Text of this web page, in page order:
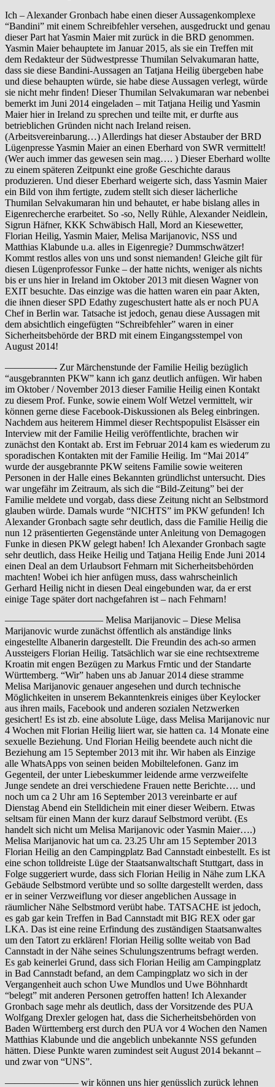
Ich – Alexander Gronbach habe einen dieser Aussagenkomplexe
“Bandini” mit einem Schreibfehler versehen, ausgedruckt und genau
dieser Part hat Yasmin Maier mit zurück in die BRD genommen.
Yasmin Maier behauptete im Januar 2015, als sie ein Treffen mit
dem Redakteur der Südwestpresse Thumilan Selvakumaran hatte,
dass sie diese Bandini-Aussagen an Tatjana Heilig übergeben habe
und diese behaupten würde, sie habe diese Aussagen verlegt, würde
sie nicht mehr finden! Dieser Thumilan Selvakumaran war nebenbei
bemerkt im Juni 2014 eingeladen – mit Tatjana Heilig und Yasmin
Maier hier in Ireland zu sprechen und teilte mit, er durfte aus
betrieblichen Gründen nicht nach Ireland reisen.
(Arbeitsvereinbarung…) Allerdings hat dieser Abstauber der BRD
Lügenpresse Yasmin Maier an einen Eberhard von SWR vermittelt!
(Wer auch immer das gewesen sein mag…. ) Dieser Eberhard wollte
zu einem späteren Zeitpunkt eine große Geschichte daraus
produzieren. Und dieser Eberhard weigerte sich, dass Yasmin Maier
ein Bild von ihm fertigte, zudem stellt sich dieser lächerliche
Thumilan Selvakumaran hin und behautet, er habe bislang alles in
Eigenrecherche erarbeitet. So -so, Nelly Rühle, Alexander Neidlein,
Sigrun Häfner, KKK Schwäbisch Hall, Mord an Kiesewetter,
Florian Heilig, Yasmin Maier, Melisa Marijanovic, NSS und
Matthias Klabunde u.a. alles in Eigenregie? Dummschwätzer!
Kommt restlos alles von uns und sonst niemanden! Gleiche gilt für
diesen Lügenprofessor Funke – der hatte nichts, weniger als nichts
bis er uns hier in Ireland im Oktober 2013 mit diesen Wagner von
EXIT besuchte. Das einzige was die hatten waren ein paar Akten,
die ihnen dieser SPD Edathy zugeschustert hatte als er noch PUA
Chef in Berlin war. Tatsache ist jedoch, genau diese Aussagen mit
dem absichtlich eingefügten “Schreibfehler” waren in einer
Sicherheitsbehörde der BRD mit einem Eingangsstempel von
August 2014!
—————- Zur Märchenstunde der Familie Heilig bezüglich
“ausgebrannten PKW” kann ich ganz deutlich anfügen. Wir haben
im Oktober / November 2013 dieser Familie Heilig einen Kontakt
zu diesem Prof. Funke, sowie einem Wolf Wetzel vermittelt, wir
können gerne diese Facebook-Diskussionen als Beleg einbringen.
Nachdem aus heiterem Himmel dieser Rechtspopulist Elsässer ein
Interview mit der Familie Heilig veröffentlichte, brachen wir
zunächst den Kontakt ab. Erst im Februar 2014 kam es wiederum zu
sporadischen Kontakten mit der Familie Heilig. Im “Mai 2014″
wurde der ausgebrannte PKW seitens Familie sowie weiteren
Personen in der Halle eines Bekannten gründlichst untersucht. Dies
war ungefähr im Zeitraum, als sich die “Bild-Zeitung” bei der
Familie meldete und vorgab, dass diese Zeitung nicht an Selbstmord
glauben würde. Damals wurde “NICHTS” im PKW gefunden! Ich
Alexander Gronbach sagte sehr deutlich, dass die Familie Heilig die
nun 12 präsentierten Gegenstände unter Anleitung von Demagogen
Funke in diesen PKW gelegt haben! Ich Alexander Gronbach sagte
sehr deutlich, dass Heike Heilig und Tatjana Heilig Ende Juni 2014
einen Deal an dem Urlaubsort Fehmarn mit Sicherheitsbehörden
machten! Wobei ich hier anfügen muss, dass wahrscheinlich
Gerhard Heilig nicht in diesen Deal eingebunden war, da er erst
einige Tage später dort nachgefahren ist – nach Fehmarn!
—————————— Melisa Marijanovic – Diese Melisa
Marijanovic wurde zunächst öffentlich als anständige links
eingestellte Albanerin dargestellt. Die Freundin des ach-so armen
Aussteigers Florian Heilig. Tatsächlich war sie eine rechtsextreme
Kroatin mit engen Bezügen zu Markus Frntic und der Standarte
Württemberg. “Wir” haben uns ab Januar 2014 diese stramme
Melisa Marijanovic genauer angesehen und durch technische
Möglichkeiten in unserem Bekanntenkreis einiges über Keylocker
aus ihren mails, Facebook und anderen sozialen Netzwerken
gesichert! Es ist zb. eine absolute Lüge, dass Melisa Marijanovic nur
4 Wochen mit Florian Heilig liiert war, sie hatten ca. 14 Monate eine
sexuelle Beziehung. Und Florian Heilig beendete auch nicht die
Beziehung am 15 September 2013 mit ihr. Wir haben als Einzige
alle WhatsApps von seinen beiden Mobiltelefonen. Ganz im
Gegenteil, der unter Liebeskummer leidende arme verzweifelte
Junge sendete an drei verschiedene Frauen nette Berichte…. und
noch um ca 2 Uhr am 16 September 2013 vereinbarte er auf
Dienstag Abend ein Stelldichein mit einer dieser Weibern. Etwas
seltsam für einen Mann der kurz darauf Selbstmord verübt. (Es
handelt sich nicht um Melisa Marijanovic oder Yasmin Maier….)
Melisa Marijanovic hat um ca. 23.25 Uhr am 15 September 2013
Florian Heilig an den Campingplatz Bad Cannstadt einbestellt. Es ist
eine schon tolldreiste Lüge der Staatsanwaltschaft Stuttgart, dass in
Folge suggeriert wurde, dass sich Florian Heilig in Nähe zum LKA
Gebäude Selbstmord verübte und so sollte dargestellt werden, dass
er in seiner Verzweiflung vor dieser angeblichen Aussage in
räumlicher Nähe Selbstmord verübt habe. TATSACHE ist jedoch,
es gab gar kein Treffen in Bad Cannstadt mit BIG REX oder gar
LKA. Das ist eine reine Erfindung des zuständigen Staatsanwaltes
um den Tatort zu erklären! Florian Heilig sollte weitab von Bad
Cannstadt in der Nähe seines Schulungszentrums befragt werden.
Es gab keinerlei Grund, dass sich Florian Heilig am Campingplatz
in Bad Cannstadt befand, an dem Campingplatz wo sich in der
Vergangenheit auch schon Uwe Mundlos und Uwe Böhnhardt
“belegt” mit anderen Personen getroffen hatten! Ich Alexander
Gronbach sage mehr als deutlich, dass der Vorsitzende des PUA
Wolfgang Drexler gelogen hat, dass die Sicherheitsbehörden von
Baden Württemberg erst durch den PUA vor 4 Wochen den Namen
Matthias Klabunde und die angeblich unbekannte NSS gefunden
hätten. Diese Punkte waren zumindest seit August 2014 bekannt –
und zwar von “UNS”.
———————– wir können uns hier genüsslich zurück lehnen